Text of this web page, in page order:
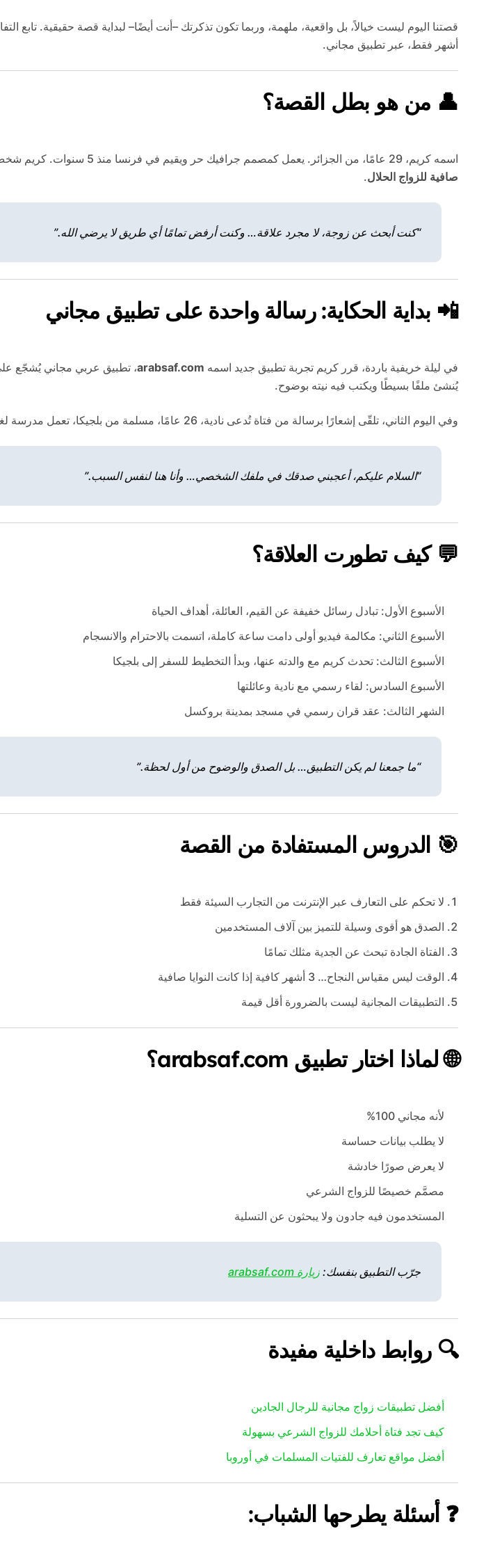
أشهر فقط، عبر تطبيق مجاني.
👤 من هو بطل القصة؟
اسمه كريم، 29 عامًا، من الجزائر. يعمل كمصمم جرافيك حر ويقيم في فرنسا منذ 5 سنوات. كريم شخص عادي… لا يملك ملايين، ولا حسابات مشهورة، لكنه كان يملك شيئًا واحدًا:
صافية للزواج الحلال.
“كنت أبحث عن زوجة، لا مجرد علاقة… وكنت أرفض تمامًا أي طريق لا يرضي الله.”
📲 بداية الحكاية: رسالة واحدة على تطبيق مجاني
في ليلة خريفية باردة، قرر كريم تجربة تطبيق جديد اسمه arabsaf.com، تطبيق عربي مجاني يُشجّع
يُنشئ ملفًا بسيطًا ويكتب فيه نيته بوضوح.
وفي اليوم الثاني، تلقّى إشعارًا برسالة من فتاة تُدعى نادية، 26 عامًا، مسلمة من بلجيكا، تعمل مدرسة لغة فرنسية، وهدفها الوحيد من التطبيق: الزواج.
“السلام عليكم، أعجبني صدقك في ملفك الشخصي… وأنا هنا لنفس السبب.”
💬 كيف تطورت العلاقة؟
الأسبوع الأول: تبادل رسائل خفيفة عن القيم، العائلة، أهداف الحياة
الأسبوع الثاني: مكالمة فيديو أولى دامت ساعة كاملة، اتسمت بالاحترام والانسجام
الأسبوع الثالث: تحدث كريم مع والدته عنها، وبدأ التخطيط للسفر إلى بلجيكا
الأسبوع السادس: لقاء رسمي مع نادية وعائلتها
الشهر الثالث: عقد قران رسمي في مسجد بمدينة بروكسل
“ما جمعنا لم يكن التطبيق… بل الصدق والوضوح من أول لحظة.”
🎯 الدروس المستفادة من القصة
لا تحكم على التعارف عبر الإنترنت من التجارب السيئة فقط
الصدق هو أقوى وسيلة للتميز بين آلاف المستخدمين
الفتاة الجادة تبحث عن الجدية مثلك تمامًا
الوقت ليس مقياس النجاح… 3 أشهر كافية إذا كانت النوايا صافية
التطبيقات المجانية ليست بالضرورة أقل قيمة
🌐 لماذا اختار تطبيق arabsaf.com؟
لأنه مجاني 100%
لا يطلب بيانات حساسة
لا يعرض صورًا خادشة
مصمَّم خصيصًا للزواج الشرعي
المستخدمون فيه جادون ولا يبحثون عن التسلية
جرّب التطبيق بنفسك: زيارة arabsaf.com
🔍 روابط داخلية مفيدة
أفضل تطبيقات زواج مجانية للرجال الجادين
كيف تجد فتاة أحلامك للزواج الشرعي بسهولة
أفضل مواقع تعارف للفتيات المسلمات في أوروبا
❓ أسئلة يطرحها الشباب: